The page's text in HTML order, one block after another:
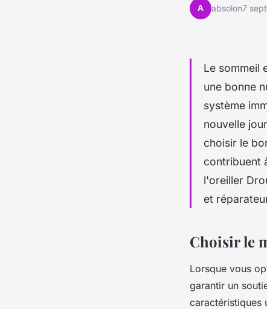
A absolon7
Le sommeil
une bonne
système
nouvelle
choisir le
contribuent
l'oreiller
et
Choisir le
Lorsque vous
garantir un
caractéristiques